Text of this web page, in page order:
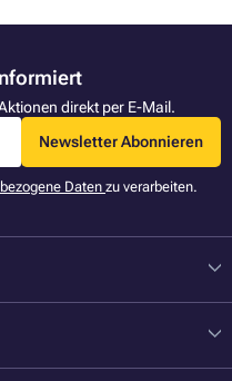
direkt per E-Mail.
Newsletter Abonnieren
Datenzu verarbeiten.